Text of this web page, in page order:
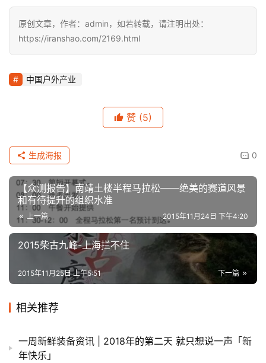
原创文章，作者：admin，如若转载，请注明出处：
https://iranshao.com/2169.html
中国户外产业
赞 (5)
0
生成海报
【众测报告】南靖土楼半程马拉松——绝美的赛道风景
和有待提升的组织水准
上一篇 2015年11月24日 下午4:20
2015柴古九峰-上海拦不住
下一篇
2015年11月25日 上午5:51
相关推荐
一周新鲜装备资讯 | 2018年的第二天 就只想说一声「新
年快乐」